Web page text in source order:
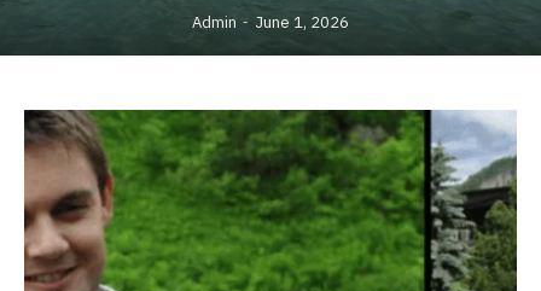
Admin June 1, 2026